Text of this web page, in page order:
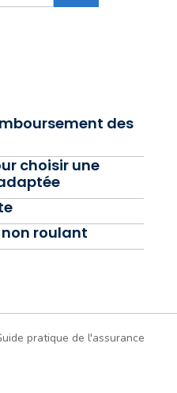
des
choisir une
roulant
pratique de l'assurance